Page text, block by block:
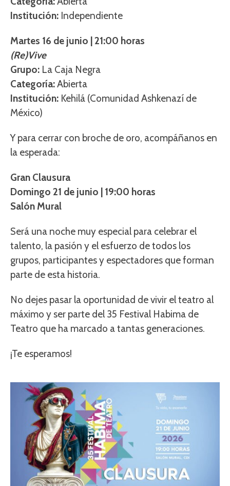
Institución: Independiente
Martes 16 de junio | 21:00 horas
(Re)Vive
Grupo: La Caja Negra
Categoría:Abierta
Institución: Kehilá (Comunidad Ashkenazí de
México)
Y para cerrar con broche de oro, acompáñanos en
la esperada:
Gran Clausura
Domingo 21 de junio | 19:00 horas
Salón Mural
Será una noche muy especial para celebrar el
talento, la pasión y el esfuerzo de todos los
grupos, participantes y espectadores que forman
parte de esta historia.
No dejes pasar la oportunidad de vivir el teatro al
máximo y ser parte del 35 Festival Habima de
Teatro que ha marcado a tantas generaciones.
¡Te esperamos!